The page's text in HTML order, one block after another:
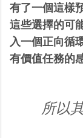
有了一個這樣
這些選擇的可
入一個正向循
有價值任務的
所以